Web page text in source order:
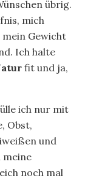
übrig.
mich
Gewicht
Ich halte
fit und ja,
ich nur mit
Obst,
und
meine
noch mal